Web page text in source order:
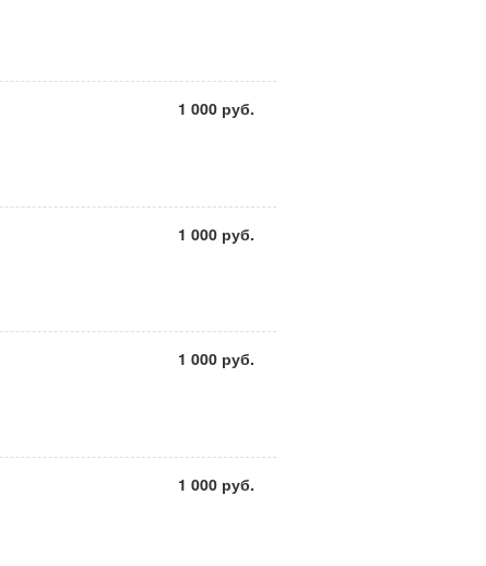
1 000 руб.
1 000 руб.
1 000 руб.
1 000 руб.